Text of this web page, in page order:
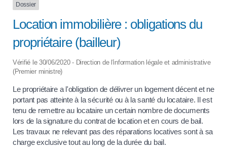
Dossier
Location immobilière : obligations du
propriétaire (bailleur)
Vérifié le 30/06/2020 - Direction de l'information légale et administrative
(Premier ministre)
Le propriétaire a l'obligation de délivrer un logement décent et ne
portant pas atteinte à la sécurité ou à la santé du locataire. Il est
tenu de remettre au locataire un certain nombre de documents
lors de la signature du contrat de location et en cours de bail.
Les travaux ne relevant pas des réparations locatives sont à sa
charge exclusive tout au long de la durée du bail.